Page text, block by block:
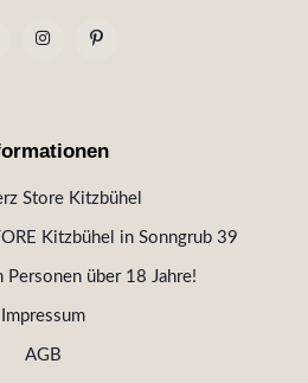
Store Kitzbühel
Kitzbühel in Sonngrub 39
Personen über 18 Jahre!
Impressum
AGB